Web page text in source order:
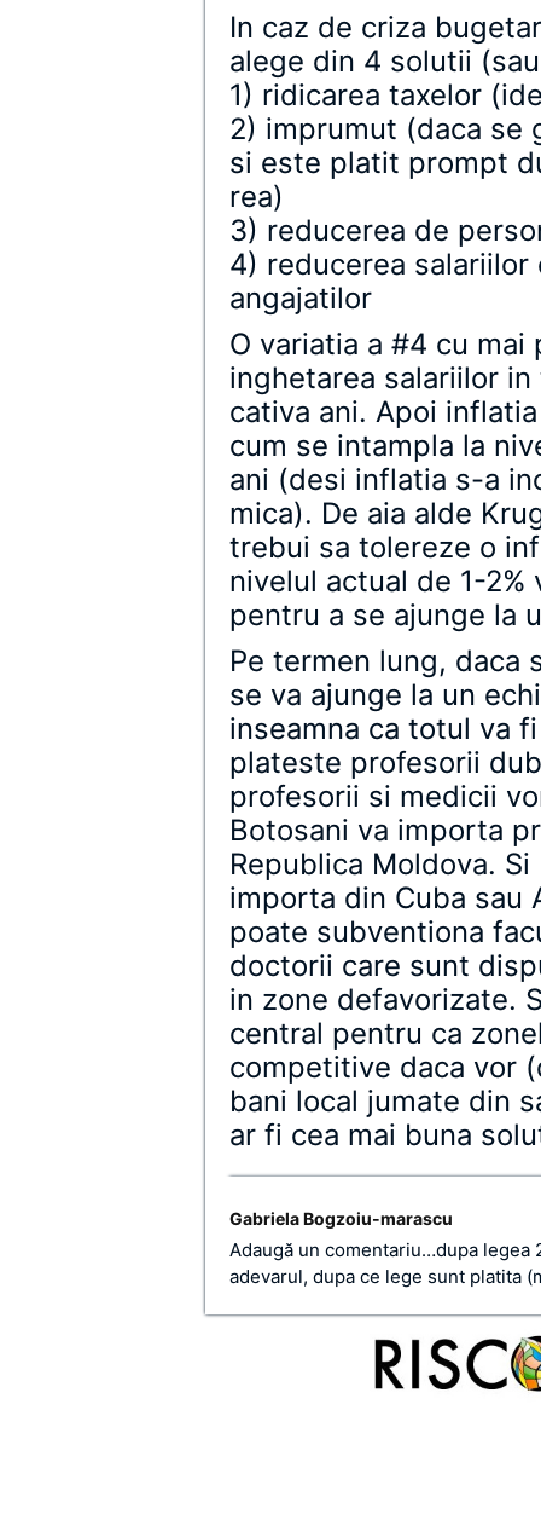
In caz de criza
alege din 4 solutii
1) ridicarea taxelor
2) imprumut (daca se
si este platit prompt
rea)
3) reducerea de
4) reducerea
angajatilor
O variatia a #4 cu
inghetarea salariilor
cativa ani. Apoi
cum se intampla la
ani (desi inflatia s-a
mica). De aia alde
trebui sa tolereze o
nivelul actual de 1-
pentru a se ajunge la
Pe termen lung, daca
se va ajunge la un
inseamna ca totul va
plateste profesorii
profesorii si medicii
Botosani va importa
Republica Moldova.
importa din Cuba sau
poate subventiona
doctorii care sunt
in zone defavorizate.
central pentru ca
competitive daca vor
bani local jumate din
ar fi cea mai buna
Gabriela Bogzoiu-marascu
Adaugă un comentariu…dupa
adevarul, dupa ce lege sunt platita